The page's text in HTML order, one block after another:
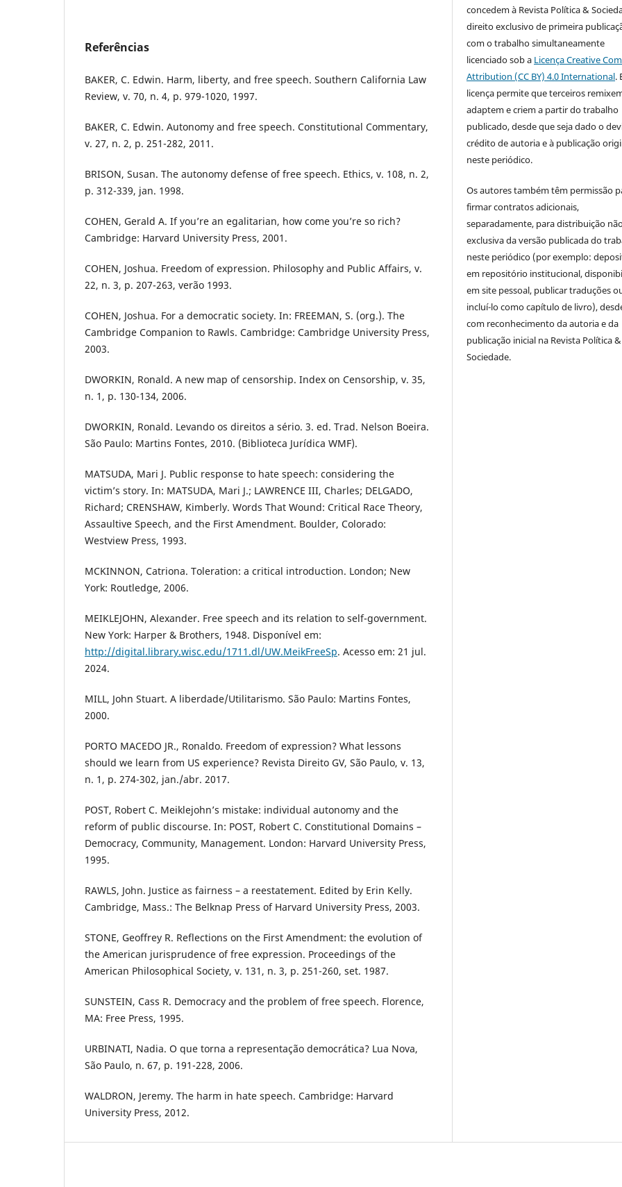
Referências
BAKER, C. Edwin. Harm, liberty, and free speech. Southern California Law
Review, v. 70, n. 4, p. 979-1020, 1997.
BAKER, C. Edwin. Autonomy and free speech. Constitutional Commentary,
v. 27, n. 2, p. 251-282, 2011.
BRISON, Susan. The autonomy defense of free speech. Ethics, v. 108, n. 2,
p. 312-339, jan. 1998.
COHEN, Gerald A. If you’re an egalitarian, how come you’re so rich?
Cambridge: Harvard University Press, 2001.
COHEN, Joshua. Freedom of expression. Philosophy and Public Affairs, v.
22, n. 3, p. 207-263, verão 1993.
COHEN, Joshua. For a democratic society. In: FREEMAN, S. (org.). The
Cambridge Companion to Rawls. Cambridge: Cambridge University Press,
2003.
DWORKIN, Ronald. A new map of censorship. Index on Censorship, v. 35,
n. 1, p. 130-134, 2006.
DWORKIN, Ronald. Levando os direitos a sério. 3. ed. Trad. Nelson Boeira.
São Paulo: Martins Fontes, 2010. (Biblioteca Jurídica WMF).
MATSUDA, Mari J. Public response to hate speech: considering the
victim’s story. In: MATSUDA, Mari J.; LAWRENCE III, Charles; DELGADO,
Richard; CRENSHAW, Kimberly. Words That Wound: Critical Race Theory,
Assaultive Speech, and the First Amendment. Boulder, Colorado:
Westview Press, 1993.
MCKINNON, Catriona. Toleration: a critical introduction. London; New
York: Routledge, 2006.
MEIKLEJOHN, Alexander. Free speech and its relation to self-government.
New York: Harper & Brothers, 1948. Disponível em:
http://digital.library.wisc.edu/1711.dl/UW.MeikFreeSp. Acesso em: 21 jul.
2024.
MILL, John Stuart. A liberdade/Utilitarismo. São Paulo: Martins Fontes,
2000.
PORTO MACEDO JR., Ronaldo. Freedom of expression? What lessons
should we learn from US experience? Revista Direito GV, São Paulo, v. 13,
n. 1, p. 274-302, jan./abr. 2017.
POST, Robert C. Meiklejohn’s mistake: individual autonomy and the
reform of public discourse. In: POST, Robert C. Constitutional Domains –
Democracy, Community, Management. London: Harvard University Press,
1995.
RAWLS, John. Justice as fairness – a reestatement. Edited by Erin Kelly.
Cambridge, Mass.: The Belknap Press of Harvard University Press, 2003.
STONE, Geoffrey R. Reflections on the First Amendment: the evolution of
the American jurisprudence of free expression. Proceedings of the
American Philosophical Society, v. 131, n. 3, p. 251-260, set. 1987.
SUNSTEIN, Cass R. Democracy and the problem of free speech. Florence,
MA: Free Press, 1995.
URBINATI, Nadia. O que torna a representação democrática? Lua Nova,
São Paulo, n. 67, p. 191-228, 2006.
WALDRON, Jeremy. The harm in hate speech. Cambridge: Harvard
University Press, 2012.
concedem à Revista Política &
direito exclusivo de primeira
com o trabalho simultaneamente
licenciado sob a Licença Creative
Attribution (CC BY) 4.0 International.
licença permite que terceiros
adaptem e criem a partir do trabalho
publicado, desde que seja dado o
crédito de autoria e à publicação
neste periódico.
Os autores também têm permissão
firmar contratos adicionais,
separadamente, para distribuição
exclusiva da versão publicada do
neste periódico (por exemplo:
em repositório institucional,
em site pessoal, publicar traduções
incluí-lo como capítulo de livro),
com reconhecimento da autoria e da
publicação inicial na Revista Política &
Sociedade.